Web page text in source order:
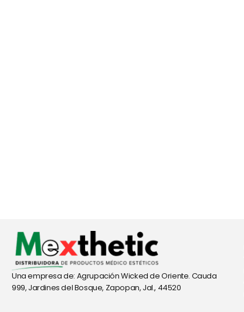
Una empresa de: Agrupación Wicked de Oriente. Cauda
999, Jardines del Bosque, Zapopan, Jal., 44520